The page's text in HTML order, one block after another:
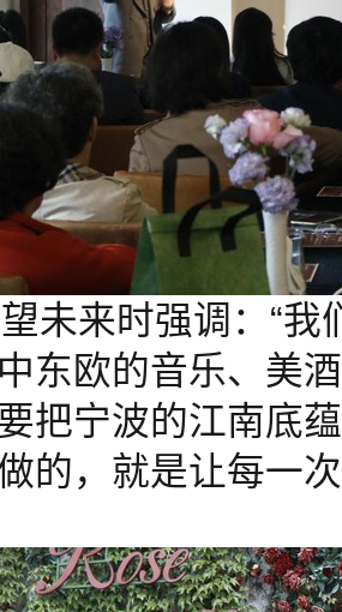
未来时强调：“我
欧的音乐、美
把宁波的江南底
的，就是让每一